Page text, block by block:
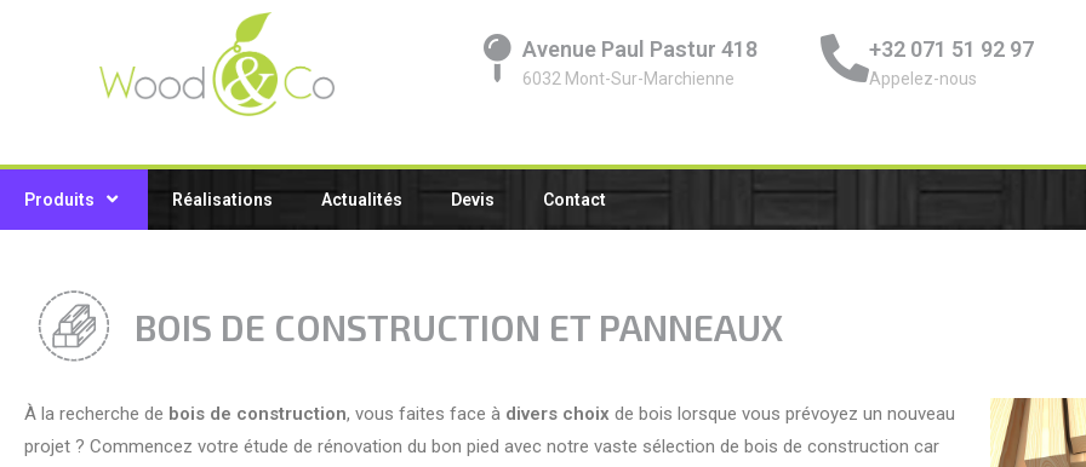
Avenue Paul Pastur 418
6032 Mont-Sur-Marchienne
+32 071 51 92 97
Appelez-nous
Produits Réalisations Actualités Devis Contact
BOIS DE CONSTRUCTION ET PANNEAUX
À la recherche de bois de construction, vous faites face à divers choix de bois lorsque vous prévoyez un nouveau
projet ? Commencez votre étude de rénovation du bon pied avec notre vaste sélection de bois de construction car